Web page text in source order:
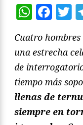
Cuatro
una estrecha
de
tiempo más
llenas de
siempre en